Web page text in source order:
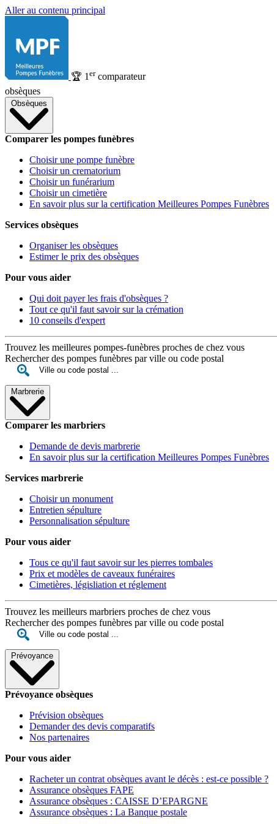
Aller au contenu principal
🏆 1 ercomparateur
obsèques
Obsèques
Comparer les pompes funèbres
Choisir une pompe funèbre
Choisir un crematorium
Choisir un funérarium
Choisir un cimetière
En savoir plus sur la certification Meilleures Pompes Funèbres
Services obsèques
Organiser les obsèques
Estimer le prix des obsèques
Pour vous aider
Qui doit payer les frais d'obsèques ?
Tout ce qu'il faut savoir sur la crémation
10 conseils d'expert
Trouvez les meilleures pompes-funèbres proches de chez vous
Rechercher des pompes funèbres par ville ou code postal
Marbrerie
Comparer les marbriers
Demande de devis marbrerie
En savoir plus sur la certification Meilleures Pompes Funèbres
Services marbrerie
Choisir un monument
Entretien sépulture
Personnalisation sépulture
Pour vous aider
Tous ce qu'il faut savoir sur les pierres tombales
Prix et modèles de caveaux funéraires
Cimetières, législiation et réglement
Trouvez les meilleurs marbriers proches de chez vous
Rechercher des pompes funèbres par ville ou code postal
Prévoyance
Prévoyance obsèques
Prévision obsèques
Demander des devis comparatifs
Nos partenaires
Pour vous aider
Racheter un contrat obsèques avant le décès : est-ce possible ?
Assurance obsèques FAPE
Assurance obsèques : CAISSE D’EPARGNE
Assurance obsèques : La Banque postale